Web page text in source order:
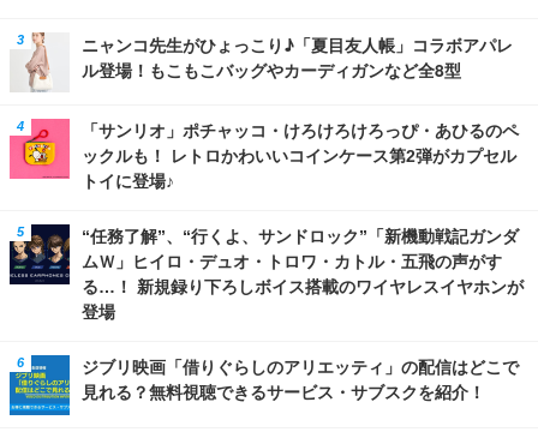
ニャンコ先生がひょっこり♪「夏目友人帳」コラボアパレ
ル登場！もこもこバッグやカーディガンなど全8型
「サンリオ」ポチャッコ・けろけろけろっぴ・あひるのペ
ックルも！ レトロかわいいコインケース第2弾がカプセル
トイに登場♪
“任務了解”、“行くよ、サンドロック”「新機動戦記ガンダ
ムＷ」ヒイロ・デュオ・トロワ・カトル・五飛の声がす
る…！ 新規録り下ろしボイス搭載のワイヤレスイヤホンが
登場
ジブリ映画「借りぐらしのアリエッティ」の配信はどこで
見れる？無料視聴できるサービス・サブスクを紹介！